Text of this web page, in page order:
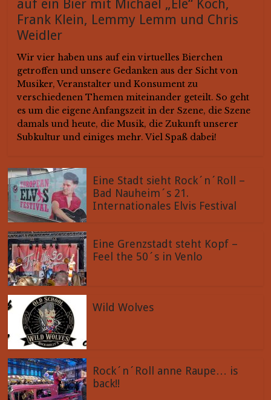
auf ein Bier mit Michael „Ele“ Koch,
Frank Klein, Lemmy Lemm und Chris
Weidler
Wir vier haben uns auf ein virtuelles Bierchen
getroffen und unsere Gedanken aus der Sicht von
Musiker, Veranstalter und Konsument zu
verschiedenen Themen miteinander geteilt. So geht
es um die eigene Anfangszeit in der Szene, die Szene
damals und heute, die Musik, die Zukunft unserer
Subkultur und einiges mehr. Viel Spaß dabei!
Eine Stadt sieht Rock´n´Roll –
Bad Nauheim´s 21.
Internationales Elvis Festival
Eine Grenzstadt steht Kopf –
Feel the 50´s in Venlo
Wild Wolves
Rock´n´Roll anne Raupe… is
back!!